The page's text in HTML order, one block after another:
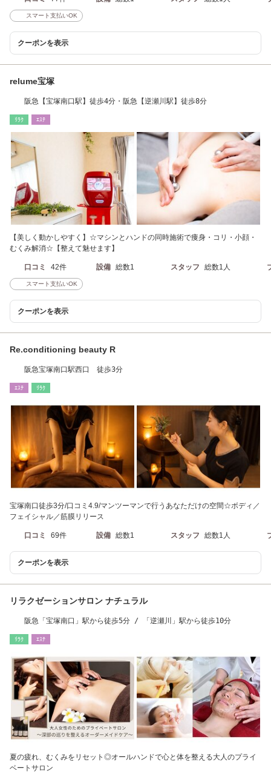
スマート支払いOK
クーポンを表示
relume宝塚
阪急【宝塚南口駅】徒歩4分・阪急【逆瀬川駅】徒歩8分
ﾘﾗｸ ｴｽﾃ
【美しく動かしやすく】☆マシンとハンドの同時施術で痩身・コリ・小顔・
むくみ解消☆【整えて魅せます】
口コミ 42件 設備 総数1 スタッフ 総数1人
スマート支払いOK
クーポンを表示
Re.conditioning beauty R
阪急宝塚南口駅西口 徒歩3分
ｴｽﾃ ﾘﾗｸ
宝塚南口徒歩3分/口コミ4.9/マンツーマンで行うあなただけの空間☆ボディ／
フェイシャル／筋膜リリース
口コミ 69件 設備 総数1 スタッフ 総数1人
クーポンを表示
リラクゼーションサロン ナチュラル
阪急「宝塚南口」駅から徒歩5分 / 「逆瀬川」駅から徒歩10分
ﾘﾗｸ ｴｽﾃ
夏の疲れ、むくみをリセット◎オールハンドで心と体を整える大人のプライ
ベートサロン